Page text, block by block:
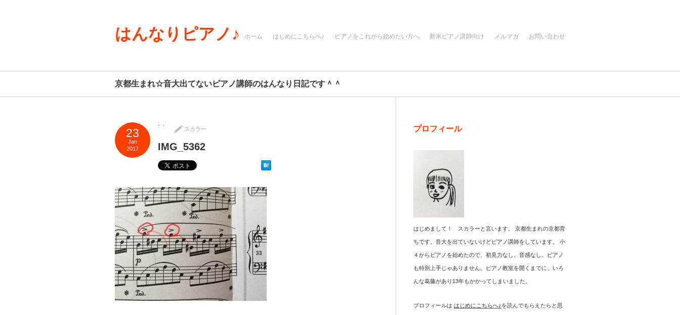
はんなりピアノ♪ ホーム はじめにこちらへ♪ ピアノをこれから始めたい方へ 新米ピアノ講師向け メルマガ お問い合わせ
京都生まれ☆音大出てないピアノ講師のはんなり日記です＾＾
23
Jan
2017
スカラー
IMG_5362
プロフィール
はじめまして！ スカラーと言います。 京都生まれの京都育
ちです。音大を出ていないけどピアノ講師をしています。 小
４からピアノを始めたので、初見力なし、音感なし。ピアノ
も特別上手じゃありません。ピアノ教室を開くまでに、いろ
んな葛藤があり13年もかかってしまいました。
プロフィールは はじめにこちらへ♪を読んでもらえたらと思